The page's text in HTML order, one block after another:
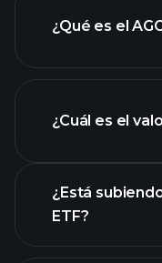
¿Qué es el
¿Cuál es el
¿Está
ETF?